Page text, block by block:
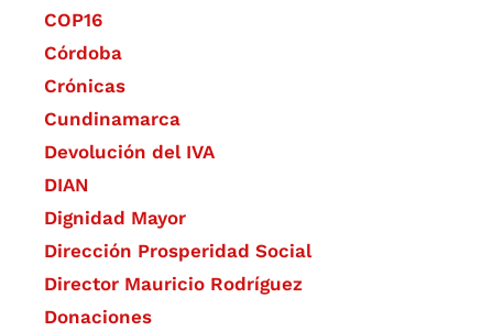
COP16
Córdoba
Crónicas
Cundinamarca
Devolución del IVA
DIAN
Dignidad Mayor
Dirección Prosperidad Social
Director Mauricio Rodríguez
Donaciones